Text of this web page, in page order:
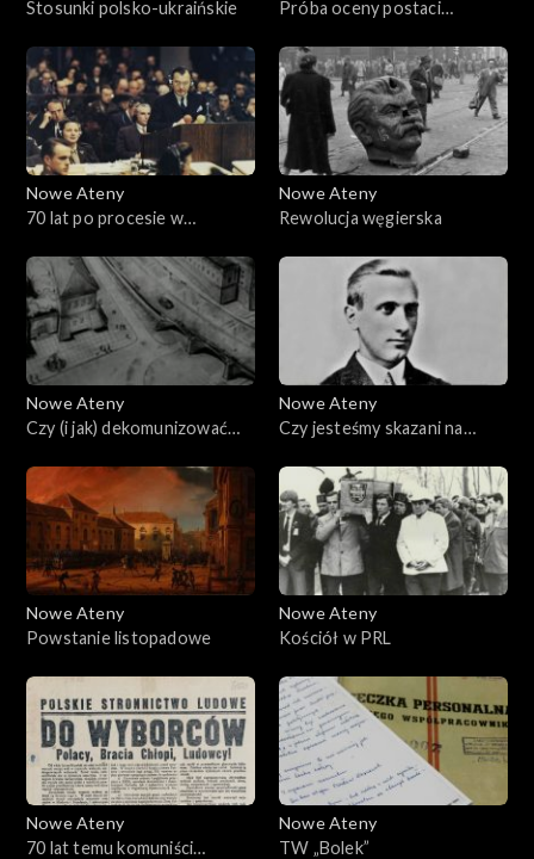
Stosunki polsko-ukraińskie
Próba oceny postaci
Nowe Ateny
70 lat po procesie w
sprawiedliwości stało się
zadość?
Nowe Ateny
Rewolucja węgierska
Nowe Ateny
Czy (i jak) dekomunizować
Nowe Ateny
Czy jesteśmy skazani na
polsko - ukraińskie
Nowe Ateny
Powstanie listopadowe
Nowe Ateny
Kościół w PRL
Nowe Ateny
70 lat temu komuniści
Nowe Ateny
TW „Bolek”